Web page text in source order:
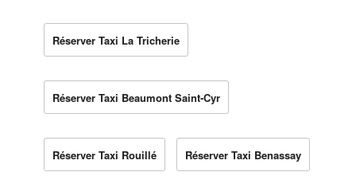
Réserver Taxi La Tricherie
Réserver Taxi Beaumont Saint-Cyr
Réserver Taxi Rouillé Réserver Taxi Benassay